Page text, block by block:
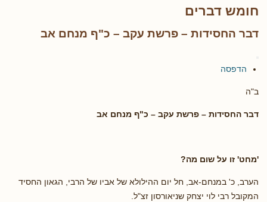
חומש דברים
דבר החסידות – פרשת עקב – כ"ף מנחם אב
הדפסה
ב"ה
דבר החסידות – פרשת עקב – כ"ף מנחם אב
'מחט' זו על שום מה?
הערב, כ' במנחם-אב, חל יום ההילולא של אביו של הרבי, הגאון החסיד
המקובל רבי לוי יצחק שניאורסון זצ"ל.